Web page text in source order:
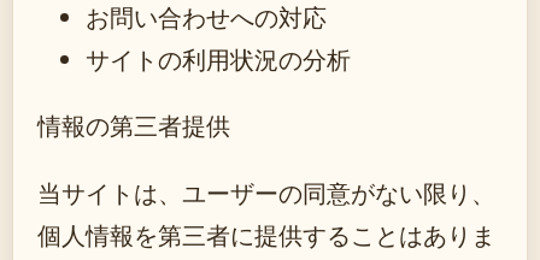
お問い合わせへの対応
サイトの利用状況の分析
情報の第三者提供
当サイトは、ユーザーの同意がない限り、
個人情報を第三者に提供することはありま